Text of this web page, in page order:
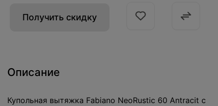
Получить скидку
Описание
Купольная вытяжка Fabiano NeoRustic 60 Antracit с